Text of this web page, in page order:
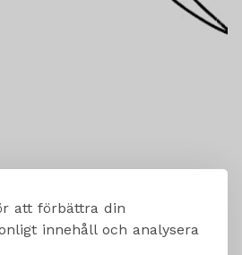
att förbättra din
innehåll och analysera